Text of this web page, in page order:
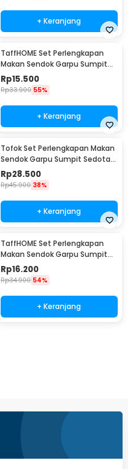
+ Keranjang
TaffHOME Set Perlengkapan
Makan Sendok Garpu Sumpit
Pouch Cutlery Set - T1
Rp15.500
Rp33.900 55%
+ Keranjang
Tofok Set Perlengkapan Makan
Sendok Garpu Sumpit Sedotan
dengan Pouch - T5
Rp28.500
Rp45.900 38%
+ Keranjang
TaffHOME Set Perlengkapan
Makan Sendok Garpu Sumpit
Sedotan with Pouch - T10
Rp16.200
Rp34.900 54%
+ Keranjang